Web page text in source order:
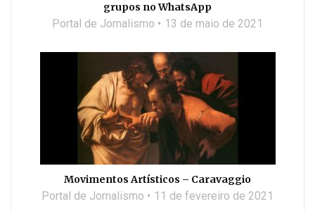
grupos no WhatsApp
Portal de Jornalismo 13 de maio de 2021
Movimentos Artísticos – Caravaggio
Portal de Jornalismo 11 de fevereiro de 2021